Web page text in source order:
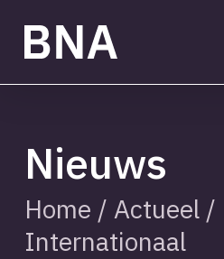
main
Nieuws
Home / Actueel/
Internationaal